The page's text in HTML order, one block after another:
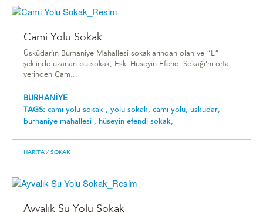
Cami Yolu Sokak
Üsküdar’ın Burhaniye Mahallesi sokaklarından olan ve “L”
şeklinde uzanan bu sokak; Eski Hüseyin Efendi Sokağı’nı orta
yerinden Çam...
BURHANİYE
TAGS: cami yolu sokak , yolu sokak, cami yolu, üsküdar,
burhaniye mahallesi , hüseyin efendi sokak,
HARITA / SOKAK
Ayvalık Su Yolu Sokak